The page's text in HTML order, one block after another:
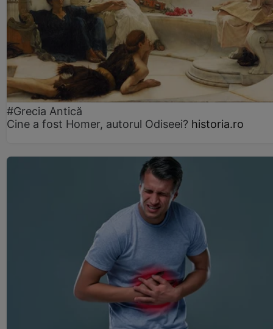
#Grecia Antică
Cine a fost Homer, autorul Odiseei? historia.ro